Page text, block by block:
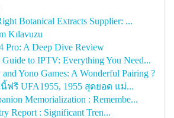
Botanical Extracts Supplier: ...
Kılavuzu
Pro: A Deep Dive Review
to IPTV: Everything You Need...
Yono Games: A Wonderful Pairing ?
ฟรี UFA1955, 1955 สุดยอด แม่...
Memorialization : Remembe...
Report : Significant Tren...